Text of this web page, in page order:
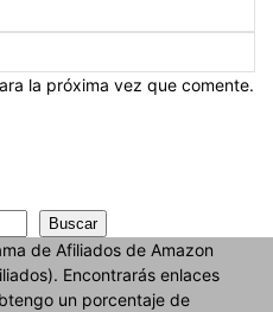
la próxima vez que comente.
Buscar
de Afiliados de Amazon
Encontrarás enlaces
un porcentaje de